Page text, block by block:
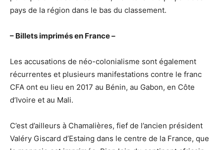
pays de la région dans le bas du classement.
– Billets imprimés en France –
Les accusations de néo-colonialisme sont également
récurrentes et plusieurs manifestations contre le franc
CFA ont eu lieu en 2017 au Bénin, au Gabon, en Côte
d’Ivoire et au Mali.
C’est d’ailleurs à Chamalières, fief de l’ancien président
Valéry Giscard d’Estaing dans le centre de la France, que